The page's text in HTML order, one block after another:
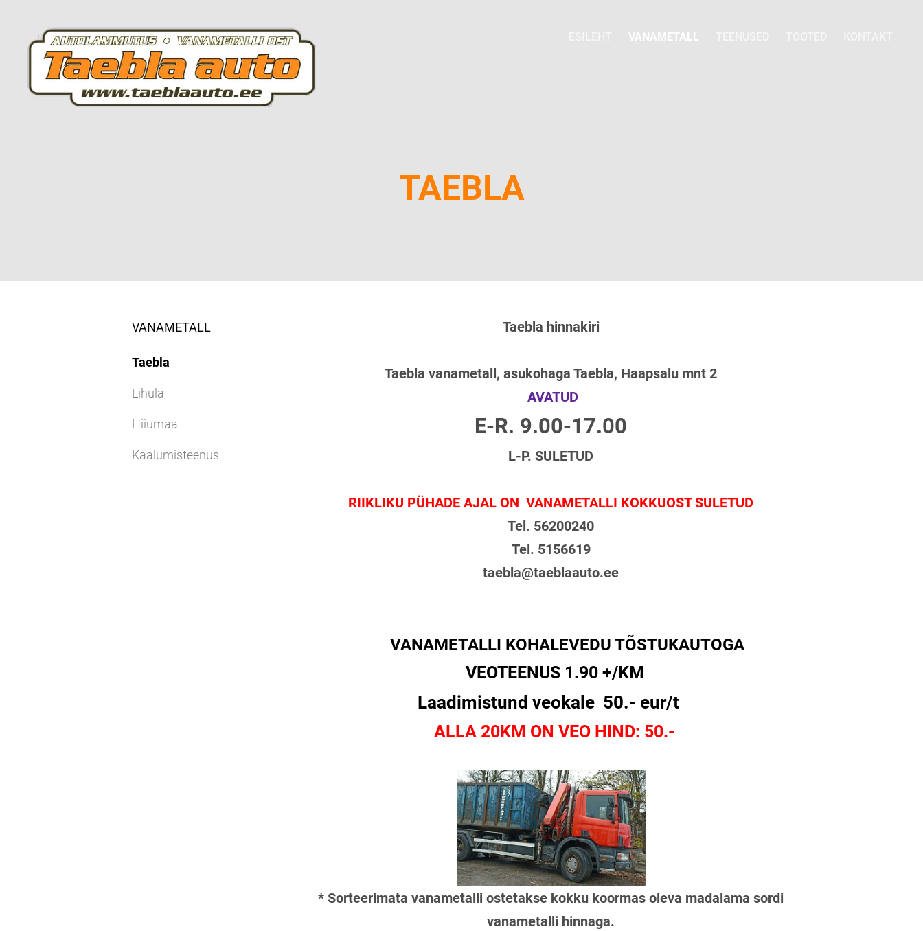
VANAMETALL
TAEBLA
VANAMETALL
Taebla
Lihula
Hiiumaa
Kaalumisteenus
Taebla hinnakiri
Taebla vanametall, asukohaga Taebla, Haapsalu mnt 2
AVATUD
E-R. 9.00-17.00
L-P. SULETUD
RIIKLIKU PÜHADE AJAL ON VANAMETALLI KOKKUOST SULETUD
Tel. 56200240
Tel. 5156619
taebla@taeblaauto.ee
VANAMETALLI KOHALEVEDU TÕSTUKAUTOGA
VEOTEENUS 1.90 +/KM
Laadimistund veokale 50.- eur/t
ALLA 20KM ON VEO HIND: 50.-
* Sorteerimata vanametalli ostetakse kokku koormas oleva madalama sordi
vanametalli hinnaga.